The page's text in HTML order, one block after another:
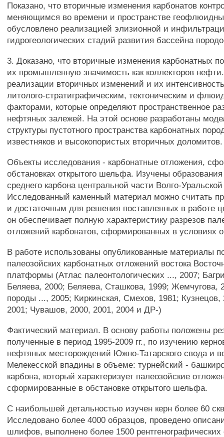
Показано, что вторичные изменения карбонатов
меняющимся во времени и пространстве
обусловлено реализацией элизионной и
гидрогеологических стадий развития бассейна
3. Доказано, что вторичные изменения карбонатных
их промышленную значимость как коллекторов
реализации вторичных изменений и их
литолого-стратиграфическим, тектоническим и
факторами, которые определяют пространственное
нефтяных залежей. На этой основе разработаны
структуры пустотного пространства карбонатных
известняков и высокопористых вторичных доломитов.
Объекты исследования - карбонатные отложения,
обстановках открытого шельфа. Изучены
среднего карбона центральной части Волго-
Исследованный каменный материал можно считать
и достаточным для решения поставленных в работе
он обеспечивает полную характеристику разрезов
отложений карбонатов, сформированных в условиях
В работе использованы опубликованные материалы
палеозойских карбонатных отложений востока
платформы (Атлас палеонтологических ..., 2007;
Беляева, 2000; Беляева, Сташкова, 1999; Жемчугова,
породы ..., 2005; Киркинская, Смехов, 1981; Кузнецов,
2001; Чувашов, 2000, 2001, 2004 и ДР-)
Фактический материал. В основу работы положены
полученные в период 1995-2009 гг., по изучению
нефтяных месторождений Южно-Татарского свода и
Мелекесской впадины в объеме: турнейский -
карбона, который характеризует палеозойские
сформированные в обстановке открытого шельфа.
С наибольшей детальностью изучен керн более 60
Исследовано более 4000 образцов, проведено
шлифов, выполнено более 1500 рентгенографических